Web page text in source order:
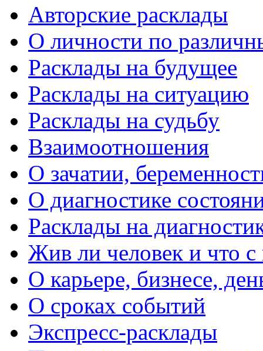
Авторские расклады
О личности по
Расклады на будущее
Расклады на ситуацию
Расклады на судьбу
Взаимоотношения
О зачатии,
О диагностике
Расклады на
Жив ли человек и что
О карьере, бизнесе,
О сроках событий
Экспресс-расклады